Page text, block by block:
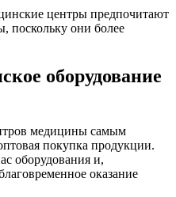
центры предпочитают
поскольку они более
оборудование
медицины самым
покупка продукции.
оборудования и,
оказание